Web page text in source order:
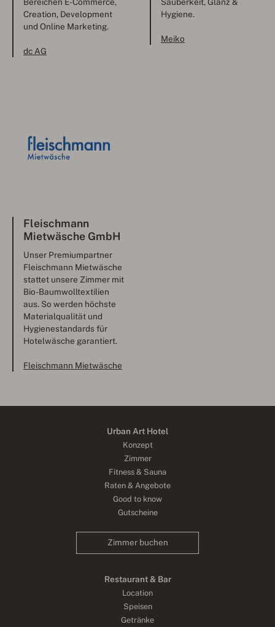
Bereichen E-Commerce,
Creation, Development
und Online Marketing.
dc AG
Sauberkeit, Glanz &
Hygiene.
Meiko
Fleischmann
Mietwäsche GmbH
Unser Premiumpartner
Fleischmann Mietwäsche
stattet unsere Zimmer mit
Bio-Baumwolltextilien
aus. So werden höchste
Materialqualität und
Hygienestandards für
Hotelwäsche garantiert.
Fleischmann Mietwäsche
Urban Art Hotel
Konzept
Zimmer
Fitness & Sauna
Raten & Angebote
Good to know
Gutscheine
Zimmer buchen
Restaurant & Bar
Location
Speisen
Getränke